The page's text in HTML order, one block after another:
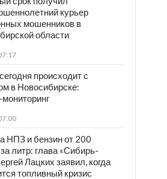
курьер
мошенников в
области
происходит с
в Новосибирске:
НПЗ и бензин от 200
литр: глава «Сибирь-
Лацких заявил, когда
топливный кризис